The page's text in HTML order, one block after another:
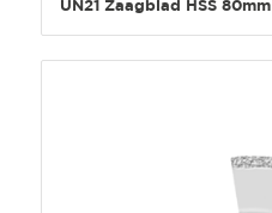
UN21 Zaagblad HSS 80mm